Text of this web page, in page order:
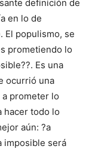
definición de
en lo de
El populismo, se
prometiendo lo
Es una
ocurrió una
prometer lo
hacer todo lo
aún: ?a
imposible será